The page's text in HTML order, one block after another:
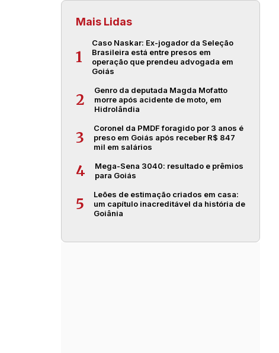
Mais Lidas
1
Caso Naskar: Ex-jogador da Seleção
Brasileira está entre presos em
operação que prendeu advogada em
Goiás
2
Genro da deputada Magda Mofatto
morre após acidente de moto, em
Hidrolândia
3
Coronel da PMDF foragido por 3 anos é
preso em Goiás após receber R$ 847
mil em salários
4
Mega-Sena 3040: resultado e prêmios
para Goiás
5
Leões de estimação criados em casa:
um capítulo inacreditável da história de
Goiânia